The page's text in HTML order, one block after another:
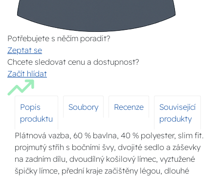
Potřebujete s něčím poradit?
Zeptat se
Chcete sledovat cenu a dostupnost?
Začít hlídat
Popis
produktu
Soubory Recenze
Související
produkty
Plátnová vazba, 60 % bavlna, 40 % polyester, slim fit.
projmutý střih s bočními švy, dvojité sedlo a záševky
na zadním dílu, dvoudílný košilový límec, vyztužené
špičky límce, přední kraje začištěny légou, dlouhé